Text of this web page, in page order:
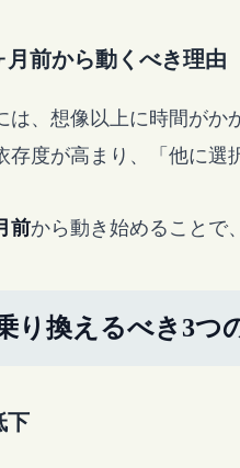
月前から動くべき理由
は、想像以上に時間がか
存度が高まり、「他に選
前から動き始めることで
り換えるべき3つ
下